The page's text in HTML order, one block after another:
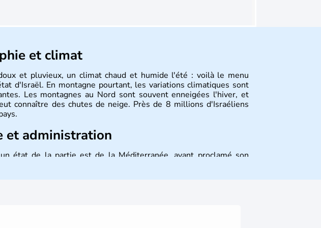
et climat
et pluvieux, un climat chaud et humide l'été : voilà le menu
d'Israël. En montagne pourtant, les variations climatiques sont
Les montagnes au Nord sont souvent enneigées l'hiver, et
connaître des chutes de neige. Près de 8 millions d'Israéliens
et administration
état de la partie est de la Méditerranée, ayant proclamé son